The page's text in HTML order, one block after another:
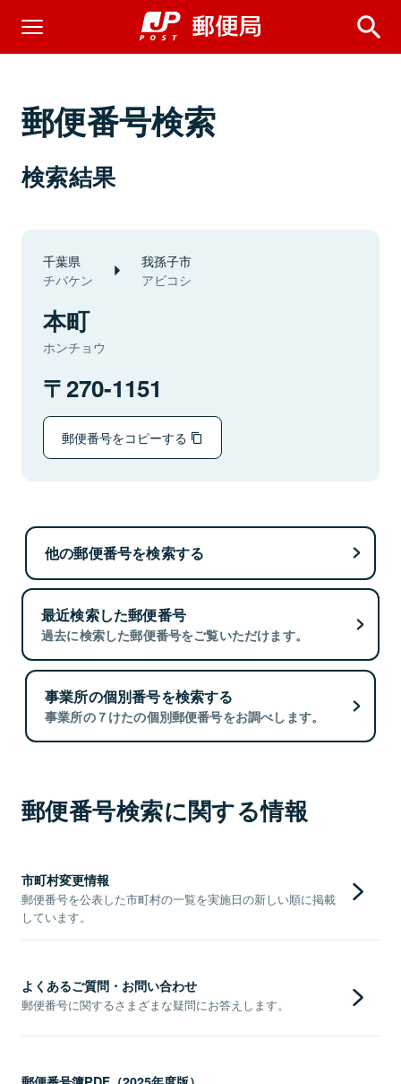
郵便番号検索
検索結果
千葉県
チバケン
我孫子市
アビコシ
本町
ホンチョウ
270-1151
郵便番号をコピーする
他の郵便番号を検索する
最近検索した郵便番号
過去に検索した郵便番号をご覧いただけます。
事業所の個別番号を検索する
事業所の７けたの個別郵便番号をお調べします。
郵便番号検索に関する情報
市町村変更情報
郵便番号を公表した市町村の一覧を実施日の新しい順に掲載
しています。
よくあるご質問・お問い合わせ
郵便番号に関するさまざまな疑問にお答えします。